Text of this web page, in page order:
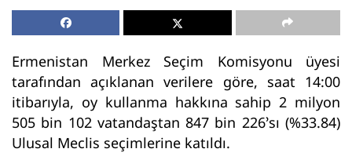
Ermenistan Merkez Seçim Komisyonu üyesi
tarafından açıklanan verilere göre, saat 14:00
itibarıyla, oy kullanma hakkına sahip 2 milyon
505 bin 102 vatandaştan 847 bin 226’sı (%33.84)
Ulusal Meclis seçimlerine katıldı.